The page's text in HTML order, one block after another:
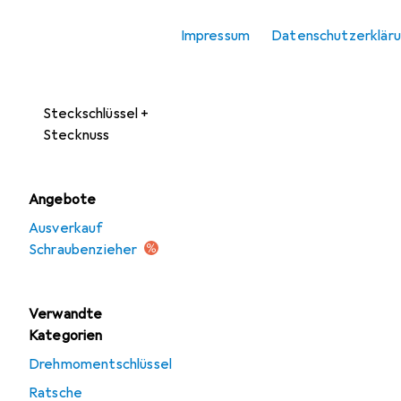
Impressum
Steckschlüssel +
Stecknuss
Angebote
Ausverkauf
Schraubenzieher
Verwandte
Kategorien
Drehmomentschlüssel
Ratsche